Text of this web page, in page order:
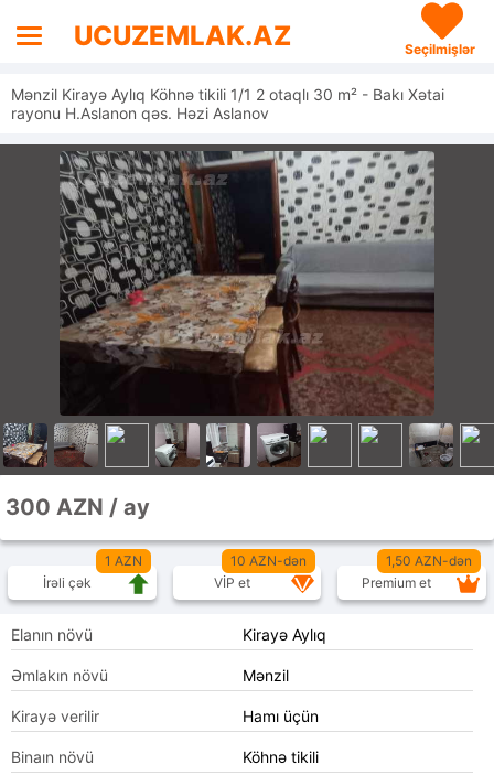
UCUZEMLAK.AZ Seçilmişlər
Mənzil Kirayə Aylıq Köhnə tikili 1/1 2 otaqlı 30 m² - Bakı Xətai
rayonu H.Aslanon qəs. Həzi Aslanov
300 AZN / ay
1 AZN
İrəli çək
10 AZN-dən
VİP et
1,50 AZN-dən
Premium et
Elanın növü Kirayə Aylıq
Əmlakın növü Mənzil
Kirayə verilir Hamı üçün
Binaın növü Köhnə tikili